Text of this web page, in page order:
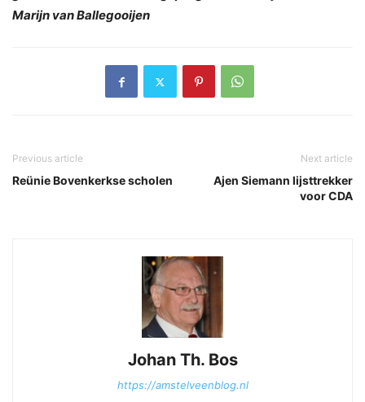
Marijn van Ballegooijen
Previous article
Reünie Bovenkerkse scholen
Next article
Ajen Siemann lijsttrekker
voor CDA
Johan Th. Bos
https://amstelveenblog.nl